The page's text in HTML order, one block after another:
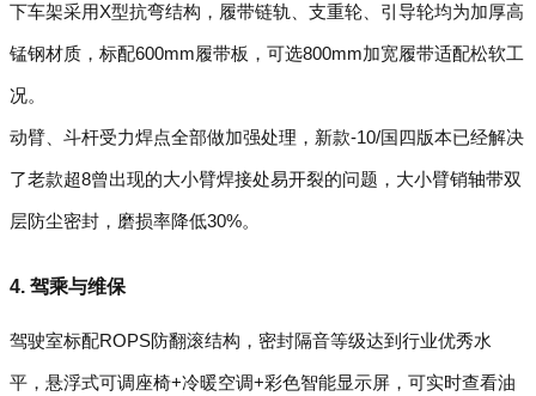
下车架采用X型抗弯结构，履带链轨、支重轮、引导轮均为加厚高
锰钢材质，标配600mm履带板，可选800mm加宽履带适配松软工
况。
动臂、斗杆受力焊点全部做加强处理，新款-10/国四版本已经解决
了老款超8曾出现的大小臂焊接处易开裂的问题，大小臂销轴带双
层防尘密封，磨损率降低30%。
4. 驾乘与维保
驾驶室标配ROPS防翻滚结构，密封隔音等级达到行业优秀水
平，悬浮式可调座椅+冷暖空调+彩色智能显示屏，可实时查看油